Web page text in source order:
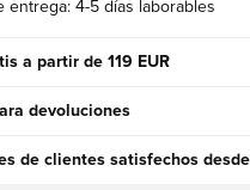
entrega: 4-5 días laborables
a partir de 119 EUR
devoluciones
de clientes satisfechos